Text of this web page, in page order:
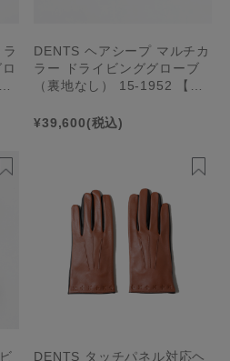
DENTS ヘアシープ マルチカ
ラー ドライビンググローブ
（裏地なし） 15-1952 【ME
¥39,600(税込)
DENTS タッチパネル対応ヘ